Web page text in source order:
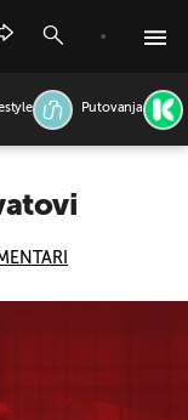
Putovanja